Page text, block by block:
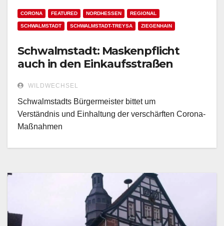
CORONA FEATURED NORDHESSEN REGIONAL
SCHWALMSTADT SCHWALMSTADT-TREYSA ZIEGENHAIN
Schwalmstadt: Maskenpflicht
auch in den Einkaufsstraßen
WILDWECHSEL
Schwalmstadts Bürgermeister bittet um
Verständnis und Einhaltung der verschärften Corona-
Maßnahmen